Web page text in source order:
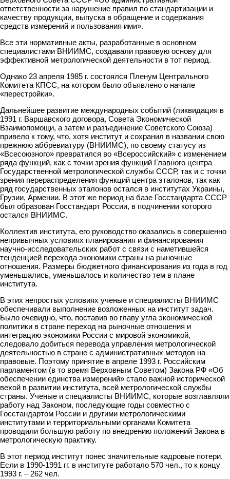
ответственности за нарушение правил по стандартизации и
качеству продукции, выпуска в обращение и содержания
средств измерений и пользования ими».
Все эти нормативные акты, разработанные в основном
специалистами ВНИИМС, создавали правовую основу для
эффективной метрологической деятельности в тот период.
Однако 23 апреля 1985 г. состоялся Пленум Центрального
Комитета КПСС, на котором было объявлено о начале
«перестройки».
Дальнейшее развитие международных событий (ликвидация в
1991 г. Варшавского договора, Совета Экономической
Взаимопомощи, а затем и разъединение Советского Союза)
привело к тому, что, хотя институт и сохранил в названии свою
прежнюю аббревиатуру (ВНИИМС), по своему статусу из
«Всесоюзного» превратился во «Всероссийский» с изменением
ряда функций, как с точки зрения функций Главного центра
Государственной метрологической службы СССР, так и с точки
зрения перераспределения функций центра эталонов, так как
ряд государственных эталонов остался в институтах Украины,
Грузии, Армении. В этот же период на базе Госстандарта СССР
был образован Госстандарт России, в подчинении которого
остался ВНИИМС.
Коллектив института, его руководство оказались в совершенно
непривычных условиях планирования и финансирования
научно-исследовательских работ с связи с наметившейся
тенденцией перехода экономики страны на рыночные
отношения. Размеры бюджетного финансирования из года в год
уменьшались, уменьшалось и количество тем в плане
института.
В этих непростых условиях ученые и специалисты ВНИИМС
обеспечивали выполнение возложенных на институт задач.
Было очевидно, что, поставив во главу угла экономической
политики в стране переход на рыночные отношения и
интеграцию экономики России с мировой экономикой,
следовало добиться перевода управления метрологической
деятельностью в стране с административных методов на
правовые. Поэтому принятие в апреле 1993 г. Российским
парламентом (в то время Верховным Советом) Закона РФ «Об
обеспечении единства измерений» стало важной исторической
вехой в развитии института, всей метрологической службы
страны. Ученые и специалисты ВНИИМС, которые возглавляли
работу над Законом, последующие годы совместно с
Госстандартом России и другими метрологическими
институтами и территориальными органами Комитета
проводили большую работу по внедрению положений Закона в
метрологическую практику.
В этот период институт понес значительные кадровые потери.
Если в 1990-1991 гг. в институте работало 570 чел., то к концу
1993 г. – 262 чел.